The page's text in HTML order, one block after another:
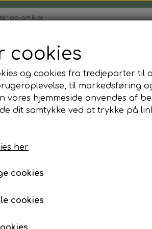
Hudpleje/kosmetik
Goldhair naturkosmetik
(ekstra vidde)
med 30% indsyet
støtter og varmer, er
ude, som inde, forebygger
cookies
og cookies fra tredjeparter til
til markedsføring
vores hjemmeside anvendes af
dit samtykke ved at trykke på
her
cookies
cookies